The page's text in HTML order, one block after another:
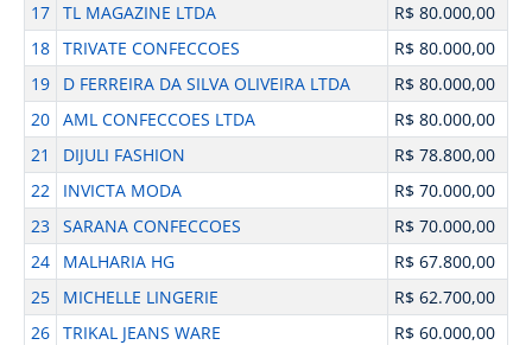
17 TL MAGAZINE LTDA
R$ 80.000,00
18 TRIVATE CONFECCOES
R$ 80.000,00
19
D FERREIRA DA SILVA OLIVEIRA LTDA
R$ 80.000,00
20 AML CONFECCOES LTDA
R$ 80.000,00
21
DIJULI FASHION
R$ 78.800,00
22
INVICTA MODA
R$ 70.000,00
23 SARANA CONFECCOES
R$ 70.000,00
24
MALHARIA HG
R$ 67.800,00
25
MICHELLE LINGERIE
R$ 62.700,00
26 TRIKAL JEANS WARE
R$ 60.000,00